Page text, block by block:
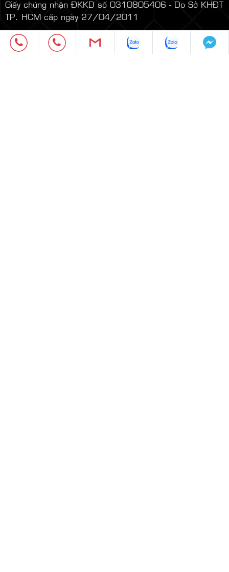
Giấy chứng nhận ĐKKD số 0310805406 - Do Sở KHĐT
TP. HCM cấp ngày 27/04/2011
Trụ Sở TPHCM: 205 Đường Lê Lâm, Phường Phú
Thạnh, TPHCM